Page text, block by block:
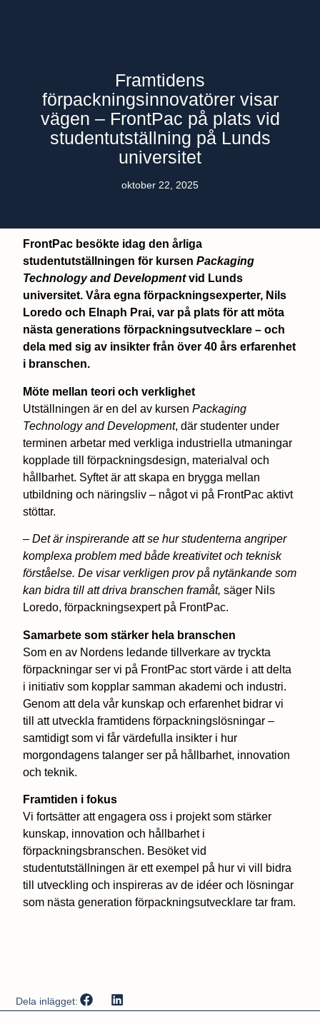
Framtidens
förpackningsinnovatörer visar
vägen – FrontPac på plats vid
studentutställning på Lunds
universitet
oktober 22, 2025
FrontPac besökte idag den årliga
studentutställningen för kursenPackaging
Technology and Developmentvid Lunds
universitet. Våra egna förpackningsexperter, Nils
Loredo och Elnaph Prai, var på plats för att möta
nästa generations förpackningsutvecklare – och
dela med sig av insikter från över 40 års erfarenhet
i branschen.
Möte mellan teori och verklighet
Utställningen är en del av kursenPackaging
Technology and Development, där studenter under
terminen arbetar med verkliga industriella utmaningar
kopplade till förpackningsdesign, materialval och
hållbarhet. Syftet är att skapa en brygga mellan
utbildning och näringsliv – något vi på FrontPac aktivt
stöttar.
–Det är inspirerande att se hur studenterna angriper
komplexa problem med både kreativitet och teknisk
förståelse. De visar verkligen prov på nytänkande som
kan bidra till att driva branschen framåt, säger Nils
Loredo, förpackningsexpert på FrontPac.
Samarbete som stärker hela branschen
Som en av Nordens ledande tillverkare av tryckta
förpackningar ser vi på FrontPac stort värde i att delta
i initiativ som kopplar samman akademi och industri.
Genom att dela vår kunskap och erfarenhet bidrar vi
till att utveckla framtidens förpackningslösningar –
samtidigt som vi får värdefulla insikter i hur
morgondagens talanger ser på hållbarhet, innovation
och teknik.
Framtiden i fokus
Vi fortsätter att engagera oss i projekt som stärker
kunskap, innovation och hållbarhet i
förpackningsbranschen. Besöket vid
studentutställningen är ett exempel på hur vi vill bidra
till utveckling och inspireras av de idéer och lösningar
som nästa generation förpackningsutvecklare tar fram.
Dela inlägget: